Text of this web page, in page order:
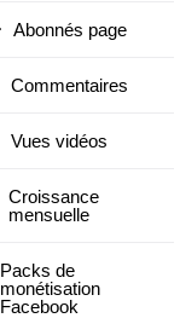
Abonnés page
Commentaires
Vues vidéos
Croissance
mensuelle
Packs de
monétisation
Facebook